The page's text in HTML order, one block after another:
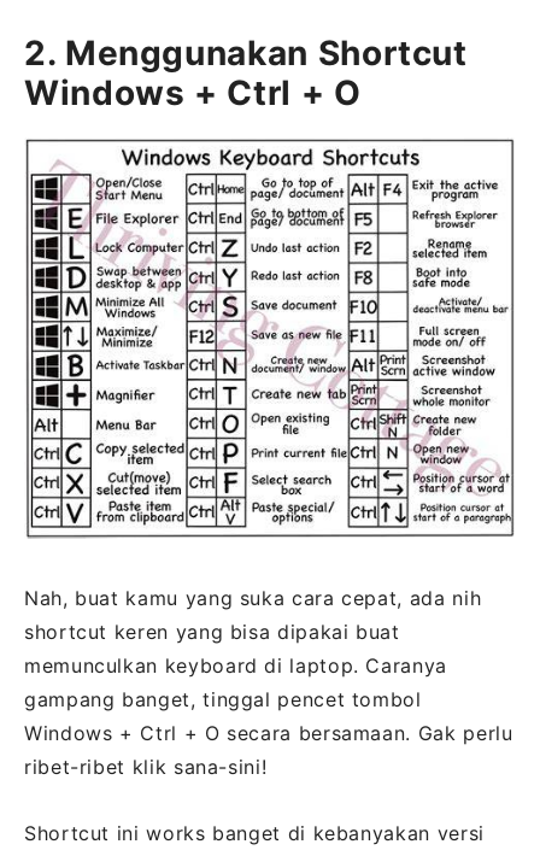
2. Menggunakan Shortcut
Windows + Ctrl + O
Nah, buat kamu yang suka cara cepat, ada nih
shortcut keren yang bisa dipakai buat
memunculkan keyboard di laptop. Caranya
gampang banget, tinggal pencet tombol
Windows + Ctrl + O secara bersamaan. Gak perlu
ribet-ribet klik sana-sini!
Shortcut ini works banget di kebanyakan versi